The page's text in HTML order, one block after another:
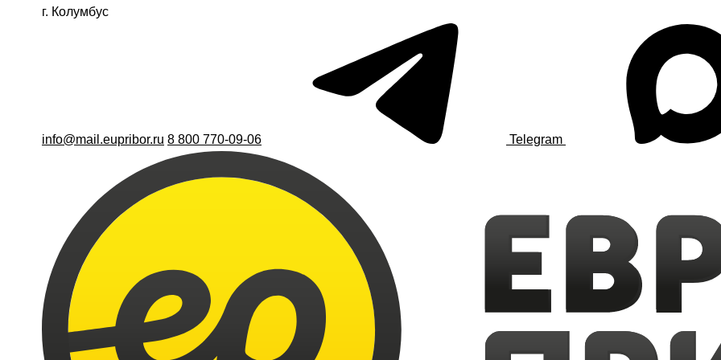
г. Колумбус
info@mail.eupribor.ru 8 800 770-09-06 Telegram